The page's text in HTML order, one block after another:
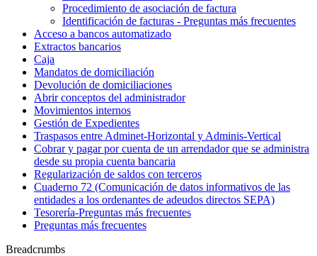
Procedimiento de asociación de factura
Identificación de facturas - Preguntas más frecuentes
Acceso a bancos automatizado
Extractos bancarios
Caja
Mandatos de domiciliación
Devolución de domiciliaciones
Abrir conceptos del administrador
Movimientos internos
Gestión de Expedientes
Traspasos entre Adminet-Horizontal y Adminis-Vertical
Cobrar y pagar por cuenta de un arrendador que se administra
desde su propia cuenta bancaria
Regularización de saldos con terceros
Cuaderno 72 (Comunicación de datos informativos de las
entidades a los ordenantes de adeudos directos SEPA)
Tesorería‎-‎Preguntas más frecuentes‎
Preguntas más frecuentes
Breadcrumbs